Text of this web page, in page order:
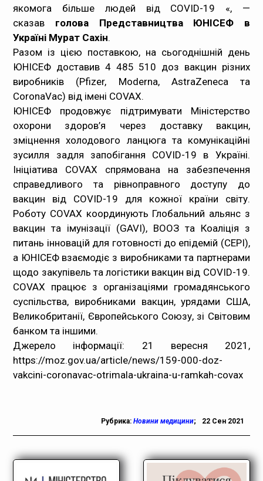
якомога більше людей від COVID-19 «, —
сказав голова Представництва ЮНІСЕФ в
Україні Мурат Сахін.
Разом із цією поставкою, на сьогоднішній день
ЮНІСЕФ доставив 4 485 510 доз вакцин різних
виробників (Pfizer, Moderna, AstraZeneca та
CoronaVac) від імені COVAX.
ЮНІСЕФ продовжує підтримувати Міністерство
охорони здоров’я через доставку вакцин,
зміцнення холодового ланцюга та комунікаційні
зусилля задля запобігання COVID-19 в Україні.
Ініціатива COVAХ спрямована на забезпечення
справедливого та рівноправного доступу до
вакцин від COVID-19 для кожної країни світу.
Роботу COVAX координують Глобальний альянс з
вакцин та імунізації (GAVI), ВООЗта Коаліція з
питань інновацій для готовності до епідемій (CEPI),
а ЮНІСЕФвзаємодіє з виробниками та партнерами
щодо закупівель та логістики вакцин від COVID-19.
COVAX працює з організаціями громадянського
суспільства, виробниками вакцин, урядами США,
Великобританії, Європейського Союзу, зі Світовим
банком та іншими.
Джерело інформації: 21 вересня 2021,
https://moz.gov.ua/article/news/159-000-doz-
vakcini-coronavac-otrimala-ukraina-u-ramkah-covax
Рубрика: Новини медицини; 22 Сен 2021